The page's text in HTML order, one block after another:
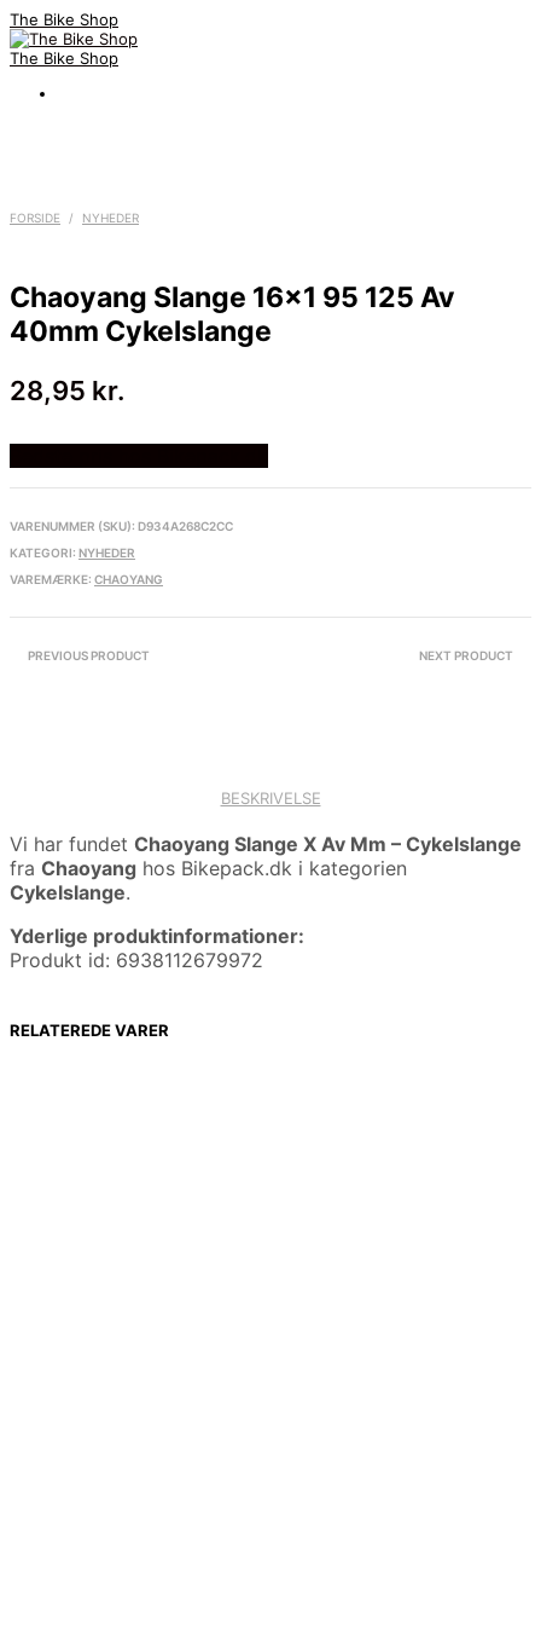
The Bike Shop
The Bike Shop
FORSIDE / NYHEDER
Chaoyang Slange 16×1 95 125 Av
40mm Cykelslange
28,95 kr.
VARENUMMER (SKU): D934A268C2CC
KATEGORI: NYHEDER
VAREMÆRKE: CHAOYANG
PREVIOUS PRODUCT NEXT PRODUCT
BESKRIVELSE
Vi har fundet Chaoyang Slange X Av Mm – Cykelslange
fra Chaoyang hos Bikepack.dk i kategorien
Cykelslange.
Yderlige produktinformationer:
Produkt id: 6938112679972
RELATEREDE VARER